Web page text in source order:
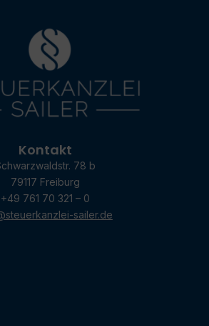
Kontakt
78 b
79117 Freiburg
+49 761 70 321 – 0
sailer.de